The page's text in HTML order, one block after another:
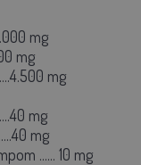
mg
mg
mg
mg
mg
...... 10 mg